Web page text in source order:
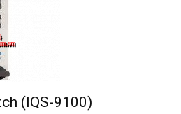
(IQS-9100)